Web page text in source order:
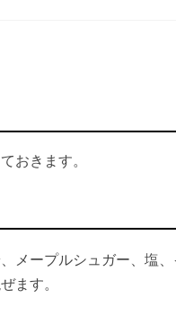
おきます。
メープルシュガー、塩
ます。